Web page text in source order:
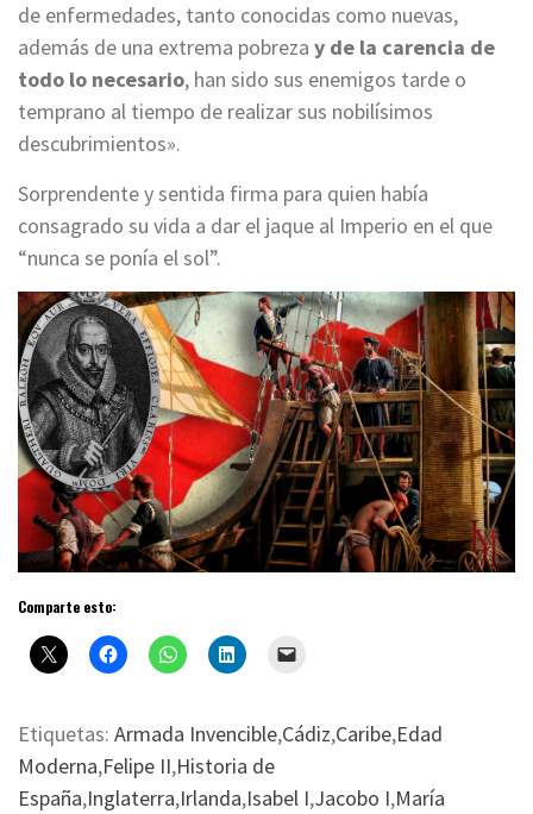
de enfermedades, tanto conocidas como nuevas,
además de una extrema pobreza y de la carencia de
todo lo necesario, han sido sus enemigos tarde o
temprano al tiempo de realizar sus nobilísimos
descubrimientos».
Sorprendente y sentida firma para quien había
consagrado su vida a dar el jaque al Imperio en el que
“nunca se ponía el sol”.
Comparte esto:
Etiquetas: Armada Invencible,Cádiz,Caribe,Edad
Moderna,Felipe II,Historia de
España,Inglaterra,Irlanda,Isabel I,Jacobo I,María